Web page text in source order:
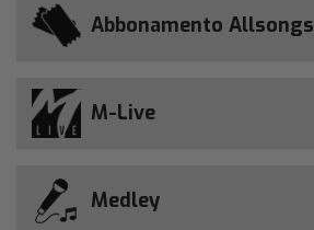
Abbonamento Allsongs
M-Live
Medley